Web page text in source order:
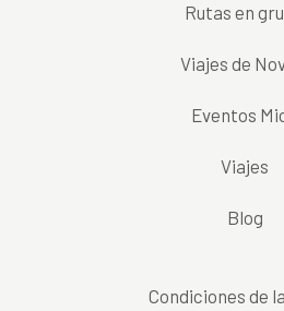
Rutas en
Viajes de
Eventos
Viajes
Blog
Condiciones de